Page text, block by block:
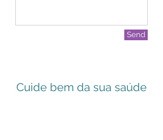
Send
Cuide bem da sua saúde